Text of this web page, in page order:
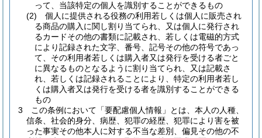
って、当該特定の個人を識別することができるもの
(2)
個人に提供される役務の利用若しくは個人に販売され
る商品の購入に関し割り当てられ、又は個人に発行され
るカードその他の書類に記載され、若しくは電磁的方式
により記録された文字、番号、記号その他の符号であっ
て、その利用者若しくは購入者又は発行を受ける者ごと
に異なるものとなるように割り当てられ、又は記載さ
れ、若しくは記録されることにより、特定の利用者若し
くは購入者又は発行を受ける者を識別することができる
もの
3
この条例において「要配慮個人情報」とは、本人の人種、
信条、社会的身分、病歴、犯罪の経歴、犯罪により害を被
った事実その他本人に対する不当な差別、偏見その他の不